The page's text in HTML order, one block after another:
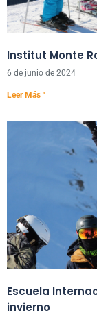
Institut Monte
6 de junio de 2024
Leer Más "
Escuela
invierno